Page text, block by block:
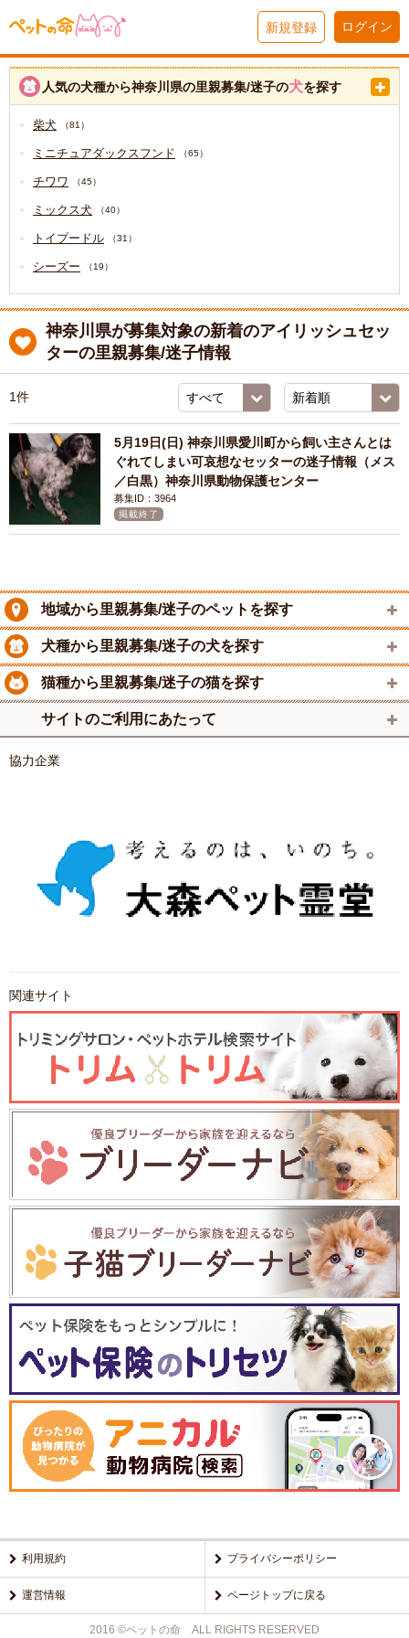
新規登録 ログイン
人気の犬種から神奈川県の里親募集/迷子の犬を探す
柴犬 （81）
ミニチュアダックスフンド （65）
チワワ （45）
ミックス犬 （40）
トイプードル （31）
シーズー （19）
神奈川県が募集対象の新着のアイリッシュセッ
ターの里親募集/迷子情報
1件
5月19日(日) 神奈川県愛川町から飼い主さんとは
ぐれてしまい可哀想なセッターの迷子情報（メス
／白黒）神奈川県動物保護センター
募集ID：3964
掲載終了
地域から里親募集/迷子のペットを探す
犬種から里親募集/迷子の犬を探す
猫種から里親募集/迷子の猫を探す
サイトのご利用にあたって
協力企業
関連サイト
利用規約 プライバシーポリシー
運営情報 ページトップに戻る
2016 ©ペットの命 ALL RIGHTS RESERVED